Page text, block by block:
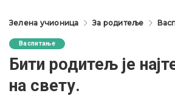
Зелена учионица За родитеље
Васпитање
Бити родитељ је
на свету.